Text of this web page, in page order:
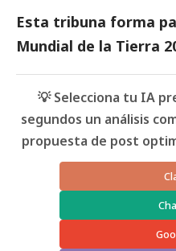
Esta tribuna forma
Mundial de la Tierra
💡 Selecciona tu IA
segundos un análisis
propuesta de post